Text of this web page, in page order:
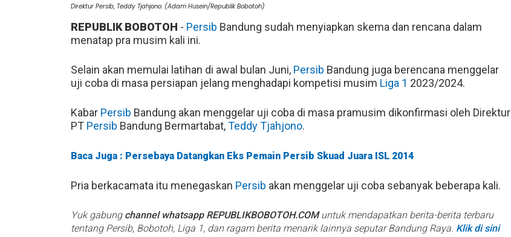
Direktur Persib, Teddy Tjahjono. (Adam Husein/Republik Bobotoh)
REPUBLIK BOBOTOH - Persib Bandung sudah menyiapkan skema dan rencana dalam
menatap pra musim kali ini.
Selain akan memulai latihan di awal bulan Juni, Persib Bandung juga berencana menggelar
uji coba di masa persiapan jelang menghadapi kompetisi musim Liga 1 2023/2024.
Kabar Persib Bandung akan menggelar uji coba di masa pramusim dikonfirmasi oleh Direktur
PT Persib Bandung Bermartabat,Teddy Tjahjono.
Baca Juga : Persebaya Datangkan Eks Pemain Persib Skuad Juara ISL 2014
Pria berkacamata itu menegaskan Persib akan menggelar uji coba sebanyak beberapa kali.
Yuk gabung channel whatsapp REPUBLIKBOBOTOH.COMuntuk mendapatkan berita-berita terbaru
tentang Persib, Bobotoh, Liga 1, dan ragam berita menarik lainnya seputar Bandung Raya. Klik di sini